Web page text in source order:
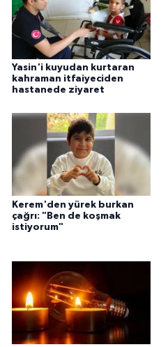
Yasin'i kuyudan kurtaran
kahraman itfaiyeciden
hastanede ziyaret
Kerem'den yürek burkan
çağrı: "Ben de koşmak
istiyorum"